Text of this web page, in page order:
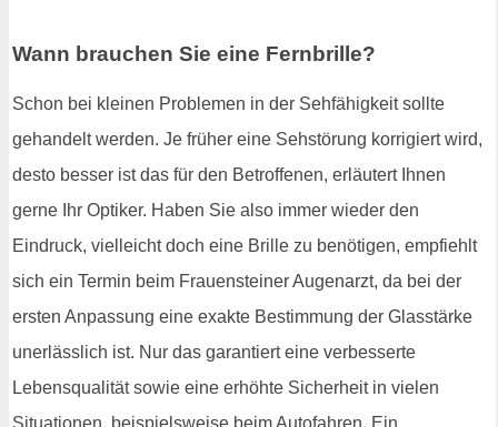
Wann brauchen Sie eine Fernbrille?
Schon bei kleinen Problemen in der Sehfähigkeit sollte
gehandelt werden. Je früher eine Sehstörung korrigiert wird,
desto besser ist das für den Betroffenen, erläutert Ihnen
gerne Ihr Optiker. Haben Sie also immer wieder den
Eindruck, vielleicht doch eine Brille zu benötigen, empfiehlt
sich ein Termin beim Frauensteiner Augenarzt, da bei der
ersten Anpassung eine exakte Bestimmung der Glasstärke
unerlässlich ist. Nur das garantiert eine verbesserte
Lebensqualität sowie eine erhöhte Sicherheit in vielen